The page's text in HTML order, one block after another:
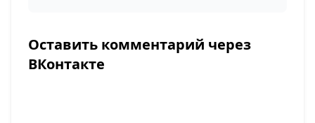
Оставить комментарий через
ВКонтакте